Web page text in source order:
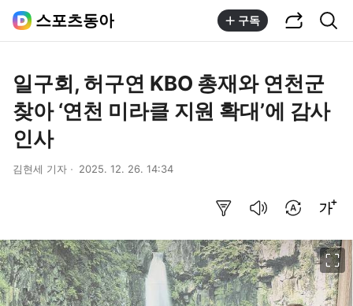
스포츠동아 구독
일구회, 허구연 KBO 총재와 연천군
찾아 ‘연천 미라클 지원 확대’에 감사
인사
김현세 기자 2025. 12. 26. 14:34